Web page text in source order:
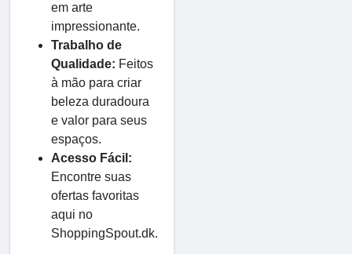
em arte
impressionante.
Trabalho de
Qualidade: Feitos
à mão para criar
beleza duradoura
e valor para seus
espaços.
Acesso Fácil:
Encontre suas
ofertas favoritas
aqui no
ShoppingSpout.dk.